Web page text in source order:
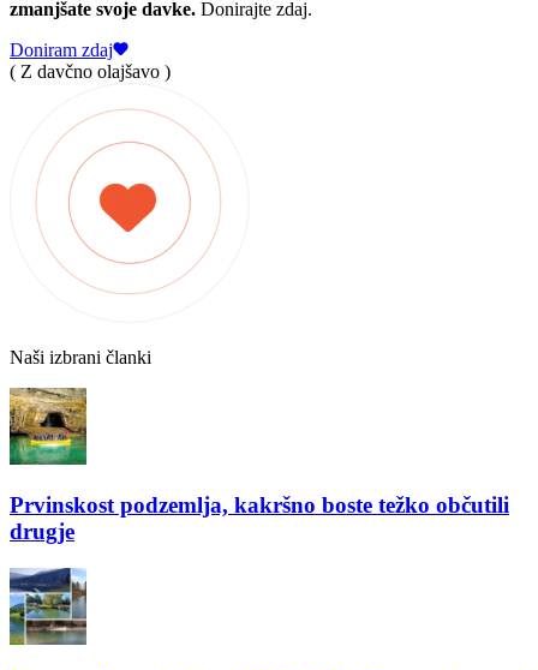
zmanjšate svoje davke. Donirajte zdaj.
Doniram zdaj
( Z davčno olajšavo )
Naši izbrani članki
Prvinskost podzemlja, kakršno boste težko občutili
drugje